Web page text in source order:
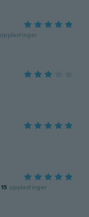
opplastinger
15 opplastinger